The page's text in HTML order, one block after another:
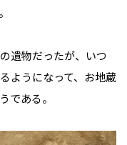
遺物だったが、いつ
ようになって、お地蔵
である。